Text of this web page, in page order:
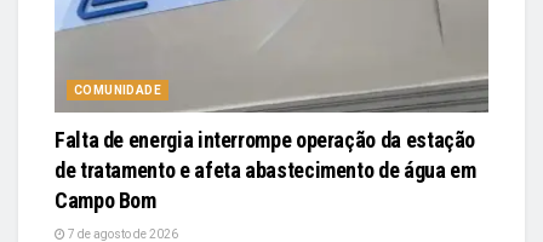
COMUNIDADE
Falta de energia interrompe operação da estação
de tratamento e afeta abastecimento de água em
Campo Bom
7 de agosto de 2026